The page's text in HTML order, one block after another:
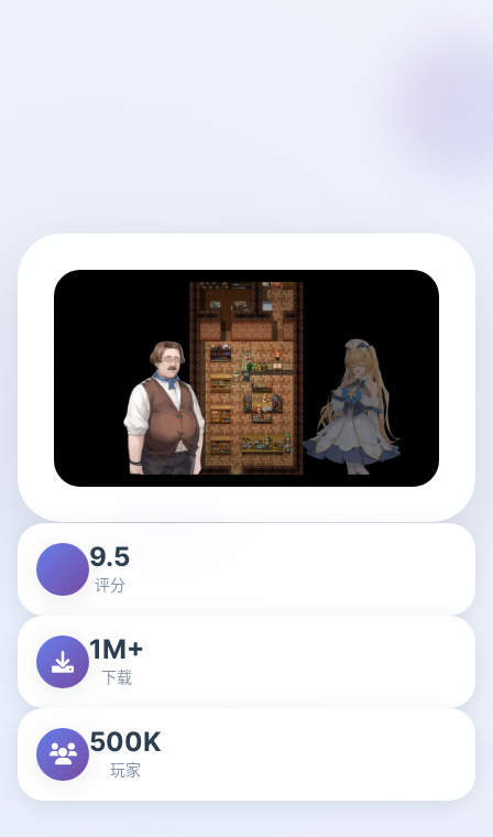
9.5
评分
1M+
下载
500K
玩家